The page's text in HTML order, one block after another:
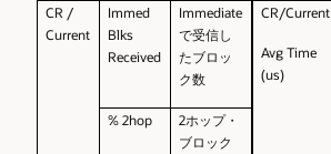
CR /
Current
Immed
Blks
Received
Immediate
で受信し
たブロッ
ク数
CR/Current
Avg Time
(us)
% 2hop 2ホップ・
ブロック